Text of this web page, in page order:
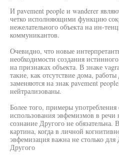
И pavement people и wanderer
четко исполняющими функцию
нежелательного объекта на ин-
коммуникантов.
Очевидно, что новые
необходимости создания
на признаках объекта. В знаке
такие, как отсутствие дома,
заменяются на знак pavement
нейтрализованы.
Более того, примеры
использования эвфемизмов в речи
сознание Другого не обязательна.
картина, когда в личной
эвфемизация важна не столько для
Другого